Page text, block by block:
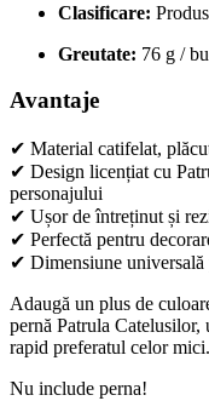
Clasificare:
Greutate: 76 g /
Avantaje
✔ Material catifelat,
✔ Design licențiat cu
personajului
✔ Ușor de întreținut și
✔ Perfectă pentru
✔ Dimensiune universală
Adaugă un plus de
pernă Patrula Catelusilor,
rapid preferatul celor mici.
Nu include perna!